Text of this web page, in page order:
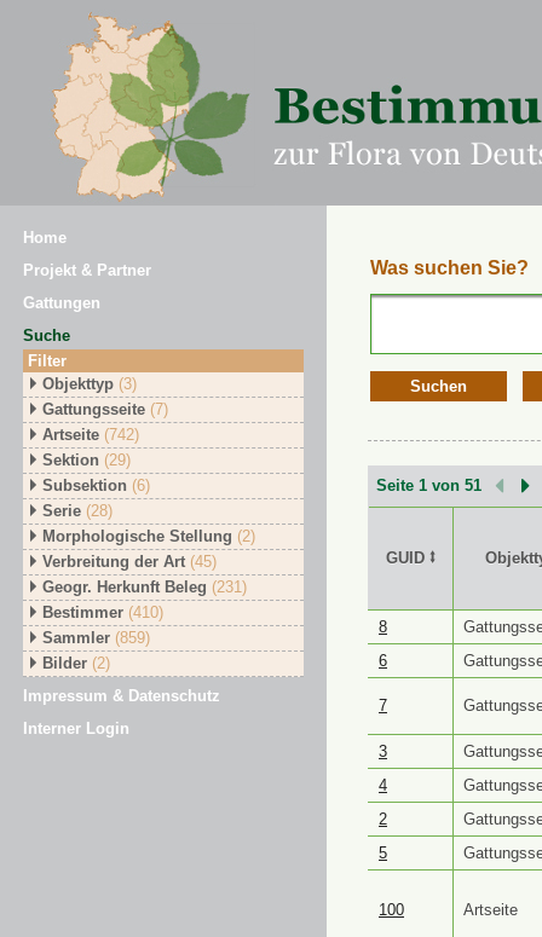
Home
Projekt & Partner
Gattungen
Suche
Filter
Objekttyp (3)
Gattungsseite (7)
Artseite (742)
Sektion (29)
Subsektion (6)
Serie (28)
Morphologische Stellung (2)
Verbreitung der Art (45)
Geogr. Herkunft Beleg (231)
Bestimmer (410)
Sammler (859)
Bilder (2)
Impressum & Datenschutz
Interner Login
Was suchen Sie?
Suchen
Seite 1 von 51
GUID ⭥
GUID ⭥
8
6
7
3
4
2
5
100 Artseite